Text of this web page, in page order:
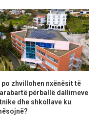
po zhvillohen nxënësit të
përballë dallimeve
dhe shkollave ku